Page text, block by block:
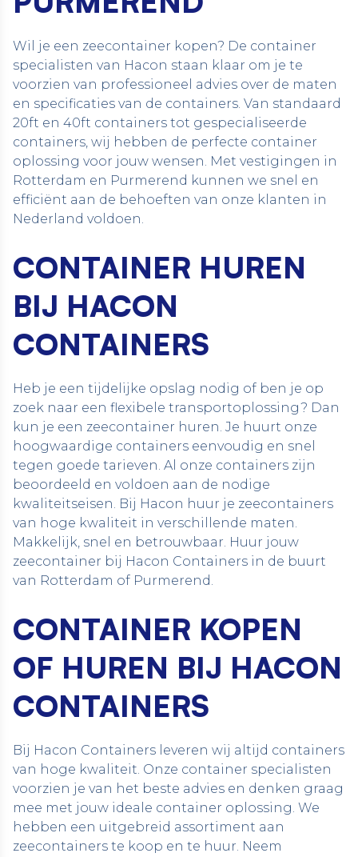
Wil je een zeecontainer kopen? De container
specialisten van Hacon staan klaar om je te
voorzien van professioneel advies over de maten
en specificaties van de containers. Van standaard
20ft en 40ft containers tot gespecialiseerde
containers, wij hebben de perfecte container
oplossing voor jouw wensen. Met vestigingen in
Rotterdam en Purmerend kunnen we snel en
efficiënt aan de behoeften van onze klanten in
Nederland voldoen.
CONTAINER HUREN
BIJ HACON
CONTAINERS
Heb je een tijdelijke opslag nodig of ben je op
zoek naar een flexibele transportoplossing? Dan
kun je een zeecontainer huren. Je huurt onze
hoogwaardige containers eenvoudig en snel
tegen goede tarieven. Al onze containers zijn
beoordeeld en voldoen aan de nodige
kwaliteitseisen. Bij Hacon huur je zeecontainers
van hoge kwaliteit in verschillende maten.
Makkelijk, snel en betrouwbaar. Huur jouw
zeecontainer bij Hacon Containers in de buurt
van Rotterdam of Purmerend.
CONTAINER KOPEN
OF HUREN BIJ HACON
CONTAINERS
Bij Hacon Containers leveren wij altijd containers
van hoge kwaliteit. Onze container specialisten
voorzien je van het beste advies en denken graag
mee met jouw ideale container oplossing. We
hebben een uitgebreid assortiment aan
zeecontainers te koop en te huur. Neem